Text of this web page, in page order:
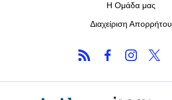
Η Ομάδα μας
Διαχείριση Απορρήτου